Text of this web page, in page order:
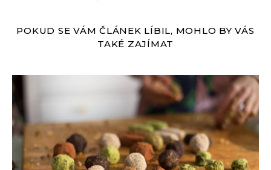
POKUD SE VÁM ČLÁNEK LÍBIL, MOHLO BY VÁS
TAKÉ ZAJÍMAT